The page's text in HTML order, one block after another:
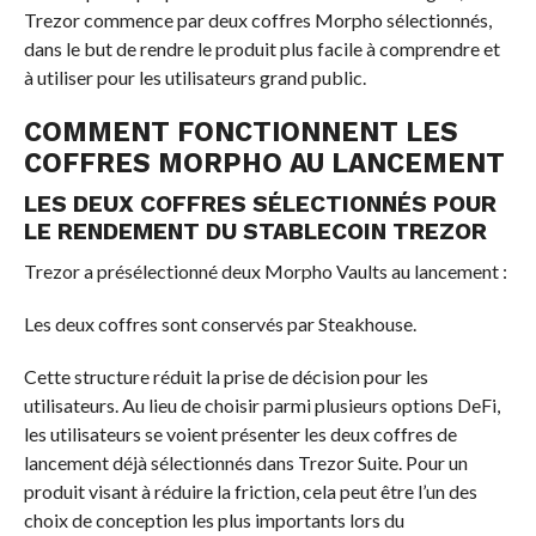
Trezor commence par deux coffres Morpho sélectionnés,
dans le but de rendre le produit plus facile à comprendre et
à utiliser pour les utilisateurs grand public.
COMMENT FONCTIONNENT LES
COFFRES MORPHO AU LANCEMENT
LES DEUX COFFRES SÉLECTIONNÉS POUR
LE RENDEMENT DU STABLECOIN TREZOR
Trezor a présélectionné deux Morpho Vaults au lancement :
Les deux coffres sont conservés par Steakhouse.
Cette structure réduit la prise de décision pour les
utilisateurs. Au lieu de choisir parmi plusieurs options DeFi,
les utilisateurs se voient présenter les deux coffres de
lancement déjà sélectionnés dans Trezor Suite. Pour un
produit visant à réduire la friction, cela peut être l’un des
choix de conception les plus importants lors du